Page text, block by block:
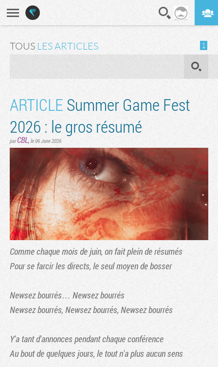
TOUS LES ARTICLES 1
ARTICLE Summer Game Fest
2026 : le gros résumé
parCBL, le 06 June 2026
Comme chaque mois de juin, on fait plein de résumés
Pour se farcir les directs, le seul moyen de bosser
Newsez bourrés… Newsez bourrés
Newsez bourrés, Newsez bourrés, Newsez bourrés
Y'a tant d'annonces pendant chaque conférence
Au bout de quelques jours, le tout n'a plus aucun sens
Tribune